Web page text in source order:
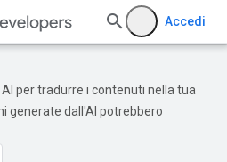
Accedi
per tradurre i contenuti nella tua
generate dall'AI potrebbero